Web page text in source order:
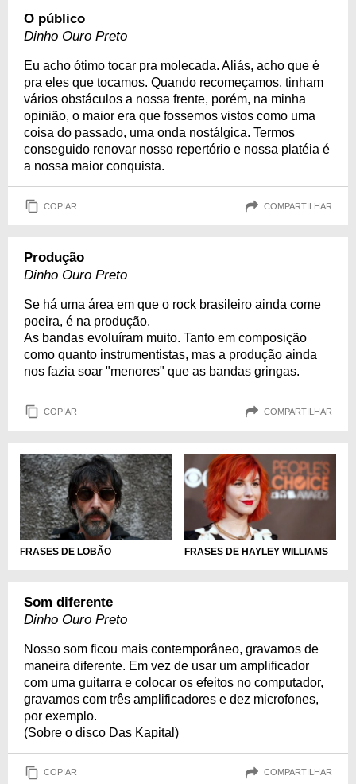
O público
Dinho Ouro Preto
Eu acho ótimo tocar pra molecada. Aliás, acho que é
pra eles que tocamos. Quando recomeçamos, tinham
vários obstáculos a nossa frente, porém, na minha
opinião, o maior era que fossemos vistos como uma
coisa do passado, uma onda nostálgica. Termos
conseguido renovar nosso repertório e nossa platéia é
a nossa maior conquista.
COPIAR COMPARTILHAR
Produção
Dinho Ouro Preto
Se há uma área em que o rock brasileiro ainda come
poeira, é na produção.
As bandas evoluíram muito. Tanto em composição
como quanto instrumentistas, mas a produção ainda
nos fazia soar "menores" que as bandas gringas.
COPIAR COMPARTILHAR
FRASES DE LOBÃO FRASES DE HAYLEY WILLIAMS
Som diferente
Dinho Ouro Preto
Nosso som ficou mais contemporâneo, gravamos de
maneira diferente. Em vez de usar um amplificador
com uma guitarra e colocar os efeitos no computador,
gravamos com três amplificadores e dez microfones,
por exemplo.
(Sobre o disco Das Kapital)
COPIAR COMPARTILHAR